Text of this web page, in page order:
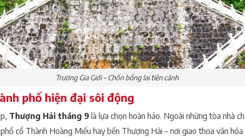
Trương Gia Giới – Chốn bồng lai tiên cảnh
phố hiện đại sôi động
Thượng Hải tháng 9 là lựa chọn hoàn hảo. Ngoài những tòa nhà
cổ Thành Hoàng Miếu hay bến Thượng Hải – nơi giao thoa văn